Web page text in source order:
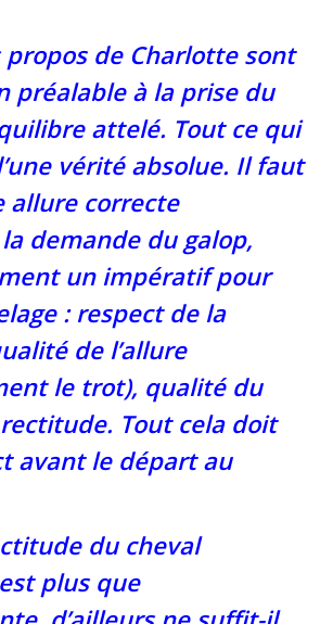
propos de Charlotte sont
préalable à la prise du
attelé. Tout ce qui
vérité absolue. Il faut
allure correcte
demande du galop,
un impératif pour
: respect de la
de l’allure
le trot), qualité du
Tout cela doit
avant le départ au
du cheval
plus que